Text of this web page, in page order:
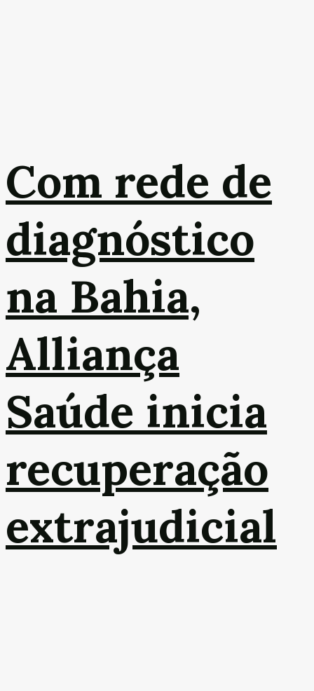
Com rede de
diagnóstico
na Bahia,
Alliança
Saúde inicia
recuperação
extrajudicial